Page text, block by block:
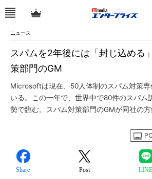
ニュース
スパムを2年後には「封じ込める
策部門のGM
Microsoftは現在、50人体制のスパム対策
いる。この一年で、世界中で80件のスパム
勢で臨む。スパム対策部門のGMが同社の方
Share Post LINE